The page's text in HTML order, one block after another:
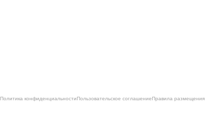
Политика конфиденциальностиПользовательское соглашениеПравила размещения